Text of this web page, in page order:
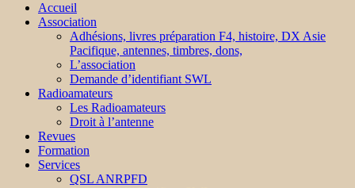
Accueil
Association
Adhésions, livres préparation F4, histoire, DX Asie
Pacifique, antennes, timbres, dons,
L’association
Demande d’identifiant SWL
Radioamateurs
Les Radioamateurs
Droit à l’antenne
Revues
Formation
Services
QSL ANRPFD